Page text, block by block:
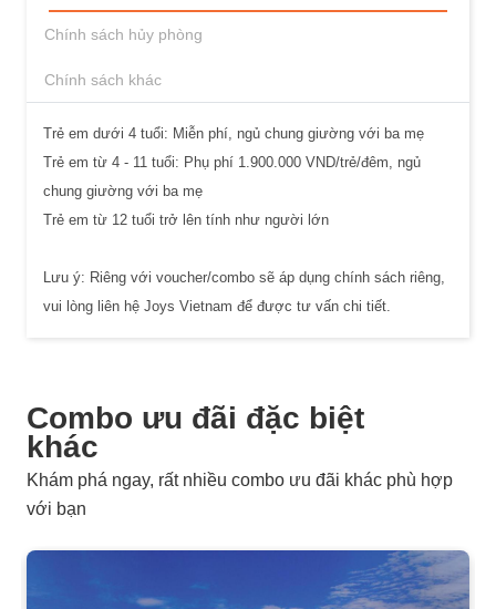
Chính sách hủy phòng
Chính sách khác
Trẻ em dưới 4 tuổi: Miễn phí, ngủ chung giường với ba mẹ
Trẻ em từ 4 - 11 tuổi: Phụ phí 1.900.000 VND/trẻ/đêm, ngủ
chung giường với ba mẹ
Trẻ em từ 12 tuổi trở lên tính như người lớn
Lưu ý: Riêng với voucher/combo sẽ áp dụng chính sách riêng,
vui lòng liên hệ Joys Vietnam để được tư vấn chi tiết.
Combo ưu đãi đặc biệt
khác
Khám phá ngay, rất nhiều combo ưu đãi khác phù hợp
với bạn